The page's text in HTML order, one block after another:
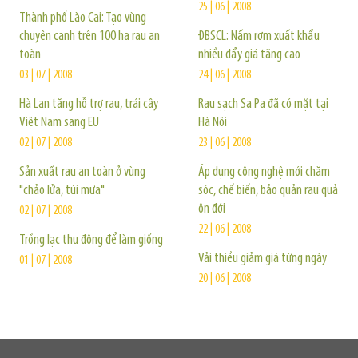
Thành phố Lào Cai: Tạo vùng
chuyên canh trên 100 ha rau an
toàn
03 | 07 | 2008
Hà Lan tăng hỗ trợ rau, trái cây
Việt Nam sang EU
02 | 07 | 2008
Sản xuất rau an toàn ở vùng
"chảo lửa, túi mưa"
02 | 07 | 2008
Trồng lạc thu đông để làm giống
01 | 07 | 2008
25 | 06 | 2008
ĐBSCL: Nấm rơm xuất khẩu
nhiều đẩy giá tăng cao
24 | 06 | 2008
Rau sạch Sa Pa đã có mặt tại
Hà Nội
23 | 06 | 2008
Áp dụng công nghệ mới chăm
sóc, chế biến, bảo quản rau quả
ôn đới
22 | 06 | 2008
Vải thiều giảm giá từng ngày
20 | 06 | 2008